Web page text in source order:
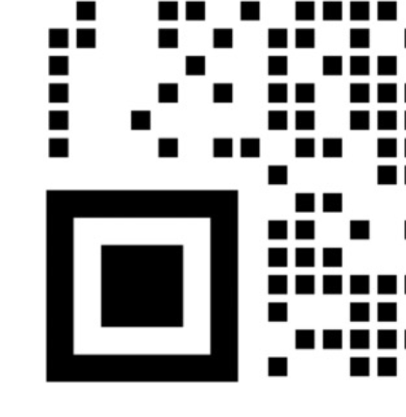
3、油箱液位检
测，如果液位下
降了设定值大
小，启动报警。